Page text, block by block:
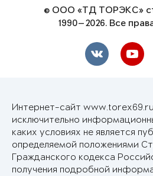
© ООО «ТД ТОРЭКС»
1990—2026. Все
Интернет-сайт
исключительно
каких условиях не является
определяемой положениями
Гражданского кодекса
получения подробной